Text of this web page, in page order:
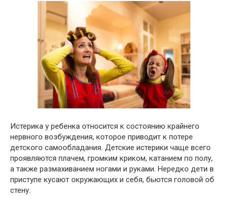
Истерика у ребенка относится к состоянию крайнего
нервного возбуждения, которое приводит к потере
детского самообладания. Детские истерики чаще всего
проявляются плачем, громким криком, катанием по полу,
а также размахиванием ногами и руками. Нередко дети в
приступе кусают окружающих и себя, бьются головой об
стену.